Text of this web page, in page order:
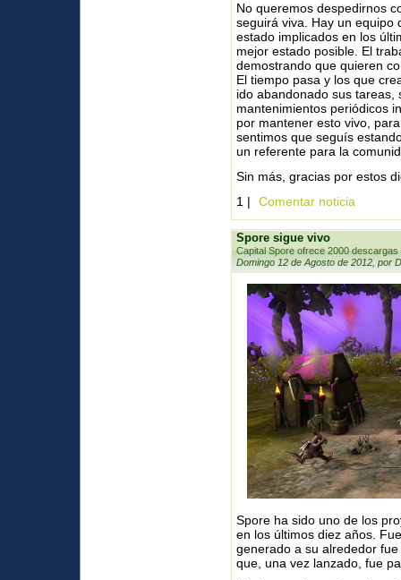
No queremos despedirnos
seguirá viva. Hay un equipo
estado implicados en los
mejor estado posible. El
demostrando que quieren
El tiempo pasa y los que
ido abandonado sus tareas,
mantenimientos periódicos
por mantener esto vivo,
sentimos que seguís
un referente para la
Sin más, gracias por estos
1 |
Comentar noticia
Spore sigue vivo
Capital Spore ofrece 2000 descargas
Domingo 12 de Agosto de 2012, por
Spore ha sido uno de los
en los últimos diez años.
generado a su alrededor
que, una vez lanzado, fue